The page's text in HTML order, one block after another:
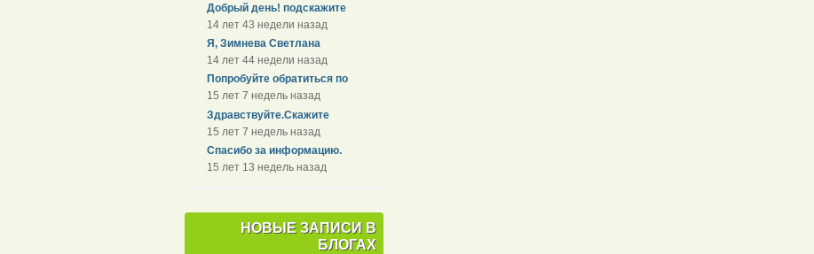
Добрый день! подскажите
14 лет 43 недели назад
Я, Зимнева Светлана
14 лет 44 недели назад
Попробуйте обратиться по
15 лет 7 недель назад
Здравствуйте.Скажите
15 лет 7 недель назад
Спасибо за информацию.
15 лет 13 недель назад
НОВЫЕ ЗАПИСИ В
БЛОГАХ